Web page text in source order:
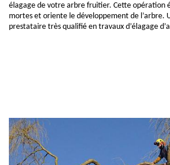
élagage de votre arbre fruitier. Cette opération
mortes et oriente le développement de l’arbre.
prestataire très qualifié en travaux d’élagage